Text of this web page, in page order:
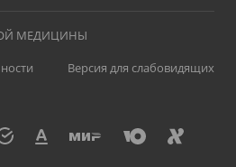
МЕДИЦИНЫ
Версия для слабовидящих